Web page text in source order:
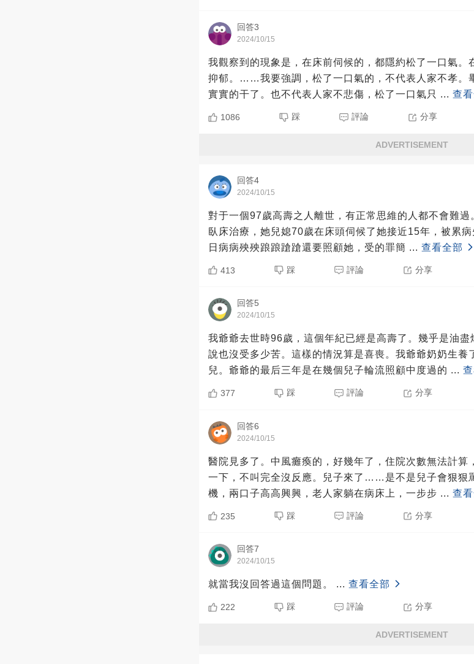
回答3
2024/10/15
我觀察到的現象是，在床前伺候的，都隱約松了一口氣。
抑郁。……我要強調，松了一口氣的，不代表人家不孝。
實實的干了。也不代表人家不悲傷，松了一口氣只 ... 查
1086 踩 評論 分享
ADVERTISEMENT
回答4
2024/10/15
對于一個97歲高壽之人離世，有正常思維的人都不會難
臥床治療，她兒媳70歲在床頭伺候了她接近15年，被累
日病病殃殃踉踉蹌蹌還要照顧她，受的罪簡 ... 查看全部
413 踩 評論 分享
回答5
2024/10/15
我爺爺去世時96歲，這個年紀已經是高壽了。幾乎是油
說也沒受多少苦。這樣的情況算是喜喪。我爺爺奶奶生養
兒。爺爺的最后三年是在幾個兒子輪流照顧中度過的 ...
377 踩 評論 分享
回答6
2024/10/15
醫院見多了。中風癱瘓的，好幾年了，住院次數無法計算
一下，不叫完全沒反應。兒子來了……是不是兒子會狠狠
機，兩口子高高興興，老人家躺在病床上，一步步 ... 查
235 踩 評論 分享
回答7
2024/10/15
就當我沒回答過這個問題。 ... 查看全部
222 踩 評論 分享
ADVERTISEMENT